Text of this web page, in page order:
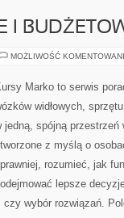
I
MOŻLIWOŚĆ
Marko to serwis
widłowych,
jedną, spójną przestrzeń
z myślą o
rozumieć, jak
lepsze
wybór rozwiązań.